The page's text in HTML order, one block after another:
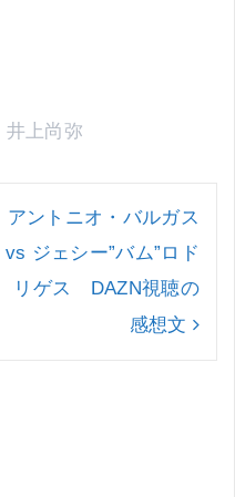
井上尚弥
アントニオ・バルガス
vs ジェシー”バム”ロド
リゲス DAZN視聴の
感想文